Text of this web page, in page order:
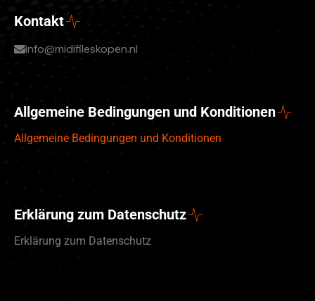
Kontakt
info@midifileskopen.nl
Allgemeine Bedingungen und Konditionen
Allgemeine Bedingungen und Konditionen
Erklärung zum Datenschutz
Erklärung zum Datenschutz